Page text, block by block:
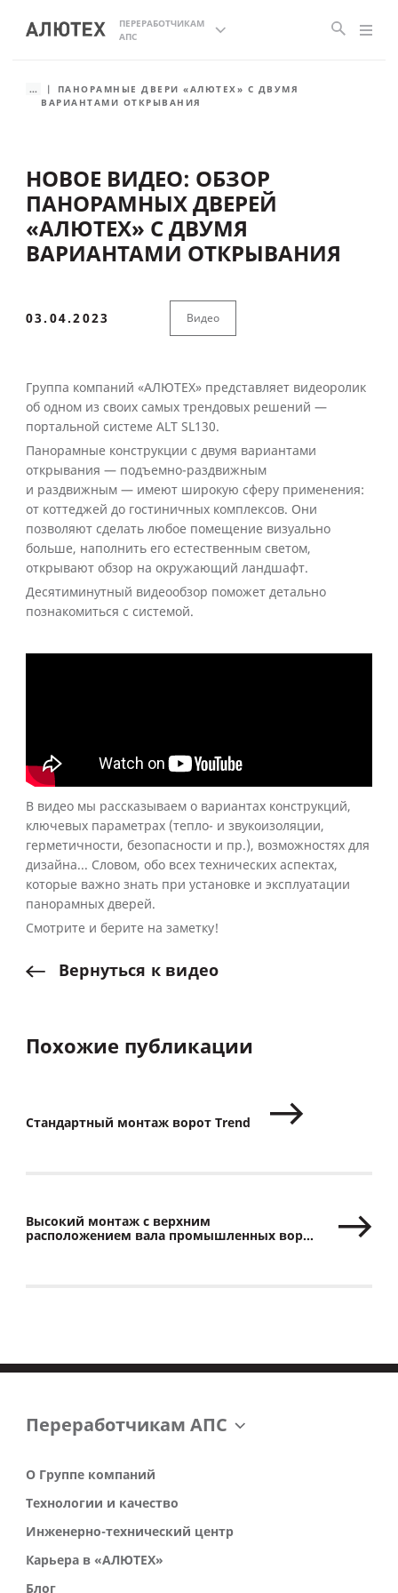
ПЕРЕРАБОТЧИКАМ
АПС
...
ПАНОРАМНЫЕ ДВЕРИ «АЛЮТЕХ» С ДВУМЯ
ВАРИАНТАМИ ОТКРЫВАНИЯ
НОВОЕ ВИДЕО: ОБЗОР
ПАНОРАМНЫХ ДВЕРЕЙ
«АЛЮТЕХ» С ДВУМЯ
ВАРИАНТАМИ ОТКРЫВАНИЯ
03.04.2023 Видео
Группа компаний «АЛЮТЕХ» представляет видеоролик
об одном из своих самых трендовых решений —
портальной системе ALT SL130.
Панорамные конструкции с двумя вариантами
открывания — подъемно-раздвижным
и раздвижным — имеют широкую сферу применения:
от коттеджей до гостиничных комплексов. Они
позволяют сделать любое помещение визуально
больше, наполнить его естественным светом,
открывают обзор на окружающий ландшафт.
Десятиминутный видеообзор поможет детально
познакомиться с системой.
В видео мы рассказываем о вариантах конструкций,
ключевых параметрах (тепло- и звукоизоляции,
герметичности, безопасности и пр.), возможностях для
дизайна... Словом, обо всех технических аспектах,
которые важно знать при установке и эксплуатации
панорамных дверей.
Смотрите и берите на заметку!
Вернуться к видео
Похожие публикации
Стандартный монтаж ворот Trend
Высокий монтаж с верхним
расположением вала промышленных ворот
Переработчикам АПС
О Группе компаний
Технологии и качество
Инженерно-технический центр
Карьера в «АЛЮТЕХ»
Блог